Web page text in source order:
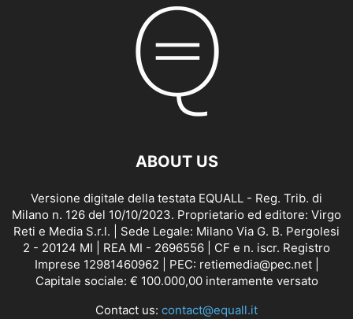
ABOUT US
Versione digitale della testata EQUALL - Reg. Trib. di
Milano n. 126 del 10/10/2023. Proprietario ed editore: Virgo
Reti e Media S.r.l. | Sede Legale: Milano Via G. B. Pergolesi
2 - 20124 MI | REA MI - 2696556 | CF e n. iscr. Registro
Imprese 12981460962 | PEC: retiemedia@pec.net |
Capitale sociale: € 100.000,00 interamente versato
Contact us: contact@equall.it